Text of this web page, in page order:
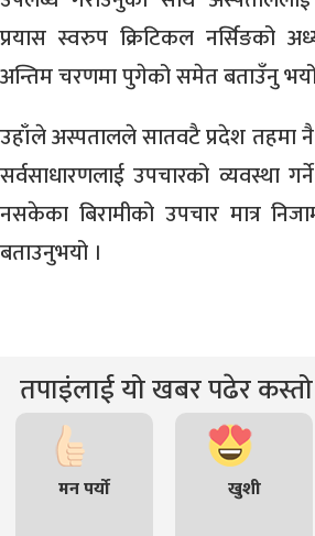
प्रयास स्वरुप क्रिटिकल नर्सिङको
अन्तिम चरणमा पुगेको समेत बताउँनु
उहाँले अस्पतालले सातवटै प्रदेश तहमा नै
सर्वसाधारणलाई उपचारको व्यवस्था
नसकेका बिरामीको उपचार मात्र
बताउनुभयो ।
तपाइंलाई यो खबर पढेर कस्तो
मन पर्यो खुशी